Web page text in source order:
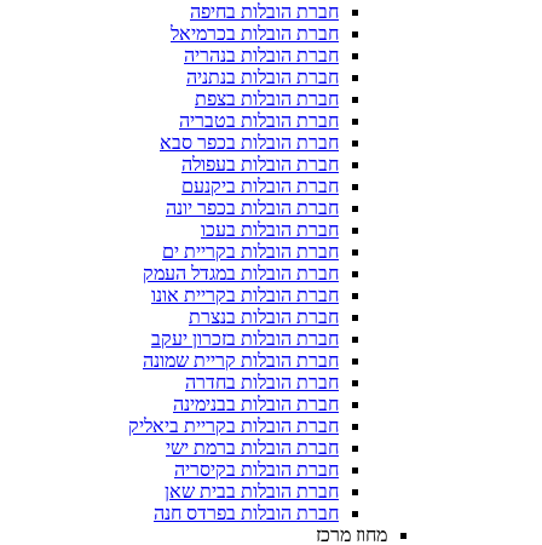
חברת הובלות בחיפה
חברת הובלות בכרמיאל
חברת הובלות בנהריה
חברת הובלות בנתניה
חברת הובלות בצפת
חברת הובלות בטבריה
חברת הובלות בכפר סבא
חברת הובלות בעפולה
חברת הובלות ביקנעם
חברת הובלות בכפר יונה
חברת הובלות בעכו
חברת הובלות בקריית ים
חברת הובלות במגדל העמק
חברת הובלות בקריית אונו
חברת הובלות בנצרת
חברת הובלות בזכרון יעקב
חברת הובלות קריית שמונה
חברת הובלות בחדרה
חברת הובלות בבנימינה
חברת הובלות בקריית ביאליק
חברת הובלות ברמת ישי
חברת הובלות בקיסריה
חברת הובלות בבית שאן
חברת הובלות בפרדס חנה